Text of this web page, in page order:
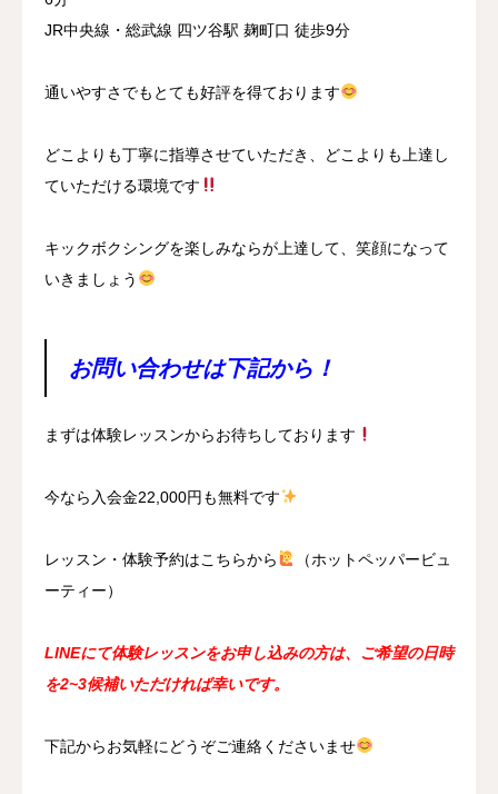
JR中央線・総武線 四ツ谷駅 麹町口 徒歩9分
通いやすさでもとても好評を得ております
どこよりも丁寧に指導させていただき、どこよりも上達し
ていただける環境です
キックボクシングを楽しみならが上達して、笑顔になって
いきましょう
お問い合わせは下記から！
まずは体験レッスンからお待ちしております
今なら入会金22,000円も無料です
レッスン・体験予約はこちらから
（ホットペッパービュ
ーティー）
LINEにて体験レッスンをお申し込みの方は、ご希望の日時
を2~3候補いただければ幸いです。
下記からお気軽にどうぞご連絡くださいませ